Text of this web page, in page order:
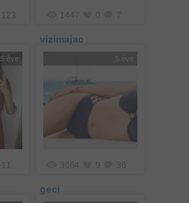
123 1447 7
vizimajac
5 éve 5 éve
3664 9 36
geci